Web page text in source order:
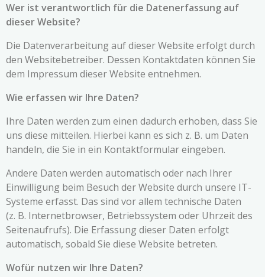
Wer ist verantwortlich für die Datenerfassung auf
dieser Website?
Die Datenverarbeitung auf dieser Website erfolgt durch
den Websitebetreiber. Dessen Kontaktdaten können Sie
dem Impressum dieser Website entnehmen.
Wie erfassen wir Ihre Daten?
Ihre Daten werden zum einen dadurch erhoben, dass Sie
uns diese mitteilen. Hierbei kann es sich z. B. um Daten
handeln, die Sie in ein Kontaktformular eingeben.
Andere Daten werden automatisch oder nach Ihrer
Einwilligung beim Besuch der Website durch unsere IT-
Systeme erfasst. Das sind vor allem technische Daten
(z. B. Internetbrowser, Betriebssystem oder Uhrzeit des
Seitenaufrufs). Die Erfassung dieser Daten erfolgt
automatisch, sobald Sie diese Website betreten.
Wofür nutzen wir Ihre Daten?